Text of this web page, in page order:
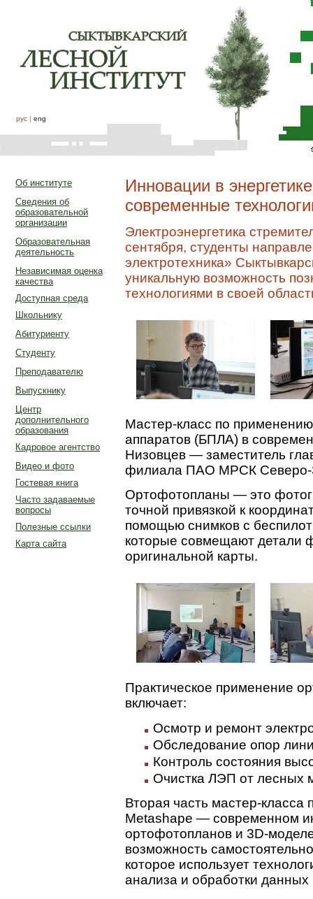
рус | eng
Об институте
Сведения об
образовательной
организации
Образовательная
деятельность
Независимая оценка
качества
Доступная среда
Школьнику
Абитуриенту
Студенту
Преподавателю
Выпускнику
Центр
дополнительного
образования
Кадровое агентство
Видео и фото
Гостевая книга
Часто задаваемые
вопросы
Полезные ссылки
Карта сайта
Инновации в
современные
Электроэнергетика
сентября, студенты
электротехника»
уникальную возможность
технологиями в своей
Мастер-класс по
аппаратов (БПЛА) в
Низовцев — заместитель
филиала ПАО МРСК Северо-
Ортофотопланы — это
точной привязкой к
помощью снимков с
которые совмещают детали
оригинальной карты.
Практическое применение
включает:
Осмотр и ремонт
Обследование опор
Контроль состояния
Очистка ЛЭП от лесных
Вторая часть мастер-
Metashape — современном
ортофотопланов и 3D-
возможность
которое использует
анализа и обработки